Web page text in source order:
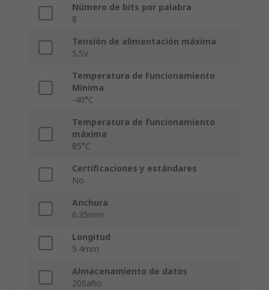
Número de bits por palabra
8
Tensión de alimentación máxima
5.5V
Temperatura de Funcionamiento
Mínima
-40°C
Temperatura de funcionamiento
máxima
85°C
Certificaciones y estándares
No
Anchura
6.35mm
Longitud
9.4mm
Almacenamiento de datos
200año